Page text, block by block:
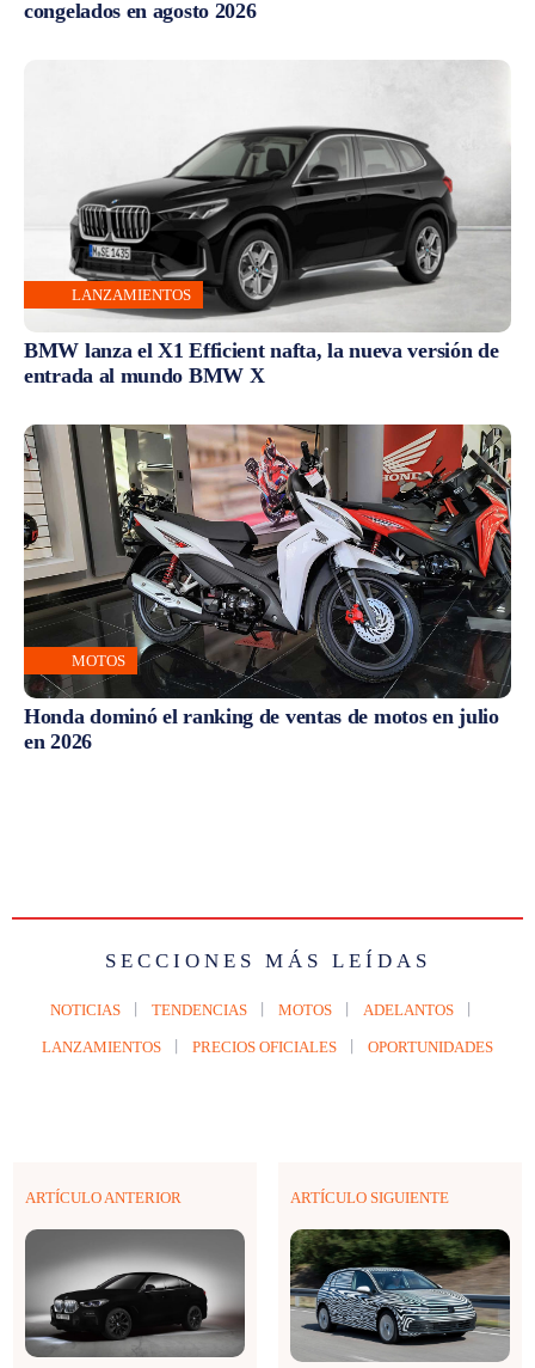
congelados en agosto 2026
LANZAMIENTOS
BMW lanza el X1 Efficient nafta, la nueva versión de
entrada al mundo BMW X
MOTOS
Honda dominó el ranking de ventas de motos en julio
en 2026
SECCIONES MÁS LEÍDAS
NOTICIAS TENDENCIAS MOTOS ADELANTOS
LANZAMIENTOS PRECIOS OFICIALES OPORTUNIDADES
ARTÍCULO ANTERIOR ARTÍCULO SIGUIENTE